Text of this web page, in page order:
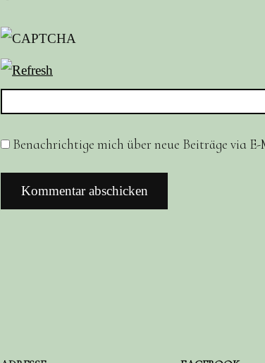
Benachrichtige mich über neue Beiträge via E-